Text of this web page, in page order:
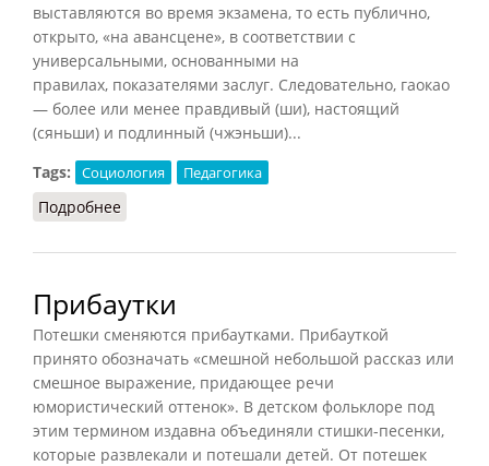
выставляются во время экзамена, то есть публично,
открыто, «на авансцене», в соответствии с
универсальными, основанными на
правилах, показателями заслуг. Следовательно, гаокао
— более или менее правдивый (ши), настоящий
(сяньши) и подлинный (чжэньши)...
Tags:
Социология Педагогика
Подробнее
Прибаутки
Потешки сменяются прибаутками. Прибауткой
принято обозначать «смешной небольшой рассказ или
смешное выражение, придающее речи
юмористический оттенок». В детском фольклоре под
этим термином издавна объединяли стишки-песенки,
которые развлекали и потешали детей. От потешек